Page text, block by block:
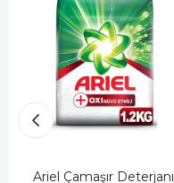
Ariel Çamaşır Deterjanı